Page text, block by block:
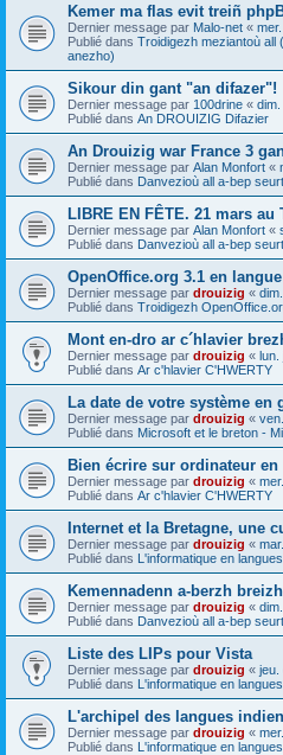
Kemer ma flas evit treiñ
Dernier message par Malo-net «
Publié dans Troidigezh meziantoù all
anezho)
Sikour din gant "an difazer"!
Dernier message par 100drine «
Publié dans An DROUIZIG Difazier
An Drouizig war France 3
Dernier message par Alan Monfort «
Publié dans Danvezioù all a-bep seurt
LIBRE EN FÊTE. 21 mars
Dernier message par Alan Monfort «
Publié dans Danvezioù all a-bep seurt
OpenOffice.org 3.1 en
Dernier message par drouizig «
Publié dans Troidigezh
Mont en-dro ar c´hlavier
Dernier message par drouizig « lun.
Publié dans Ar c'hlavier C'HWERTY
La date de votre système
Dernier message par drouizig «
Publié dans Microsoft et le breton -
Bien écrire sur ordinateur
Dernier message par drouizig «
Publié dans Ar c'hlavier C'HWERTY
Internet et la Bretagne, une
Dernier message par drouizig «
Publié dans L'informatique en
Kemennadenn a-berzh
Dernier message par drouizig «
Publié dans Danvezioù all a-bep seurt
Liste des LIPs pour Vista
Dernier message par drouizig « jeu.
Publié dans L'informatique en
L'archipel des langues
Dernier message par drouizig «
Publié dans L'informatique en